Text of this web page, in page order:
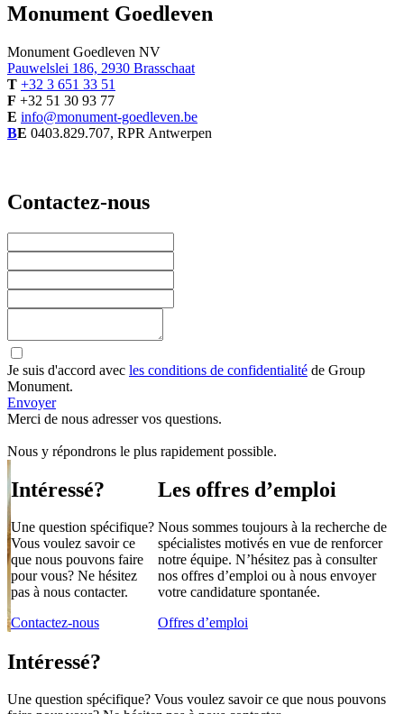
Monument Goedleven
Monument Goedleven NV
Pauwelslei 186, 2930 Brasschaat
T +32 3 651 33 51
F +32 51 30 93 77
E info@monument-goedleven.be
BE 0403.829.707, RPR Antwerpen
Contactez-nous
Je suis d'accord avec les conditions de confidentialité de Group
Monument.
Envoyer
Merci de nous adresser vos questions.
Nous y répondrons le plus rapidement possible.
Intéressé?
Une question spécifique?
Vous voulez savoir ce
que nous pouvons faire
pour vous? Ne hésitez
pas à nous contacter.
Contactez-nous
Les offres d’emploi
Nous sommes toujours à la recherche de
spécialistes motivés en vue de renforcer
notre équipe. N’hésitez pas à consulter
nos offres d’emploi ou à nous envoyer
votre candidature spontanée.
Offres d’emploi
Intéressé?
Une question spécifique? Vous voulez savoir ce que nous pouvons